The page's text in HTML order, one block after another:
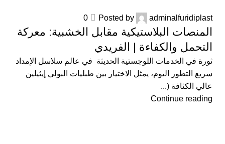
Posted by adminalfuridiplast
0
المنصات البلاستيكية مقابل الخشبية: معركة
التحمل والكفاءة | الفريدي
ثورة في الخدمات اللوجستية الحديثة في عالم سلاسل الإمداد
سريع التطور اليوم، يمثل الاختيار بين طبليات البولي إيثيلين
عالي الكثافة (...
Continue reading